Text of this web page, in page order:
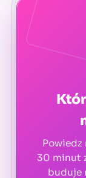
Powiedz
30 minut
buduje